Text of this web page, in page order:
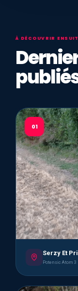
À DÉCOUVRIR
01
Serzy Et
Potensic Atom 3